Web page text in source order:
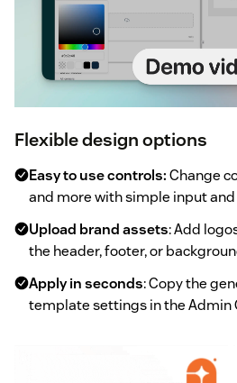
Flexible design options
Easy to use controls:Change
and more with simple input
Upload brand assets: Add
the header, footer, or
Apply in seconds: Copy the
template settings in the Admin